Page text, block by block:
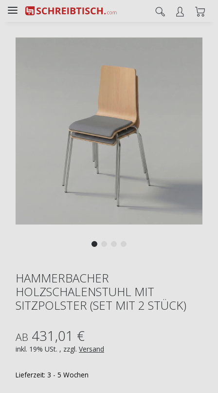
HAMMERBACHER
HOLZSCHALENSTUHL MIT
SITZPOLSTER (SET MIT 2 STÜCK)
AB 431,01 €
inkl. 19% USt. , zzgl. Versand
Lieferzeit: 3 - 5 Wochen